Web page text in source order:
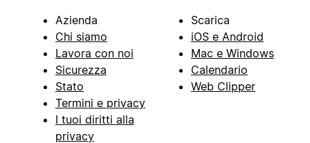
Azienda
Chi siamo
Lavora con noi
Sicurezza
Stato
Termini e privacy
I tuoi diritti alla
privacy
Scarica
iOS e Android
Mac e Windows
Calendario
Web Clipper